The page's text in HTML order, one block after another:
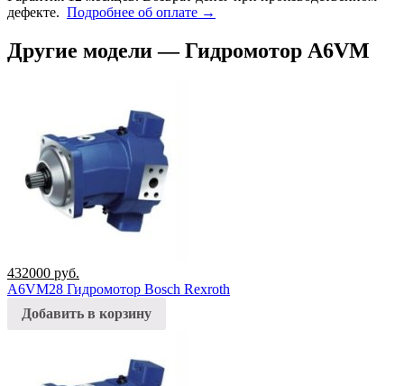
дефекте. Подробнее об оплате →
Другие модели — Гидромотор A6VM
432000 руб.
A6VM28 Гидромотор Bosch Rexroth
Добавить в корзину